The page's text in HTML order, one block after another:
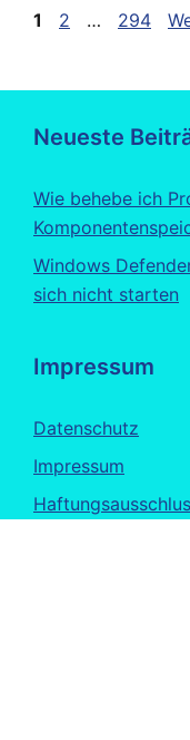
Seite
1 Seite
2 … Seite
294
Neueste
Wie behebe ich
Windows
sich nicht starten
Impressum
Datenschutz
Impressum